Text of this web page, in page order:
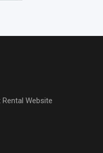
Website